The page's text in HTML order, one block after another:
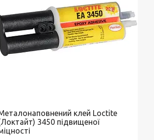
клей Loctite
3450 підвищеної